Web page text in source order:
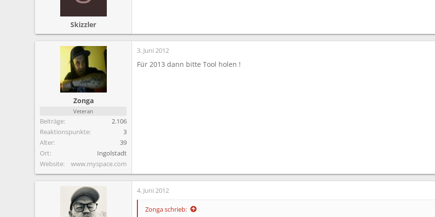
Skizzler
Zonga
Veteran
Beiträge
2.106
Reaktionspunkte
3
Alter
39
Ort
Ingolstadt
Website
www.myspace.com
3. Juni 2012
Für 2013 dann bitte Tool holen !
4. Juni 2012
Zonga schrieb: